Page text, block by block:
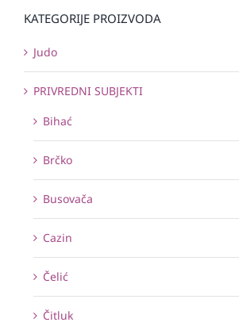
KATEGORIJE PROIZVODA
Judo
PRIVREDNI SUBJEKTI
Bihać
Brčko
Busovača
Cazin
Čelić
Čitluk